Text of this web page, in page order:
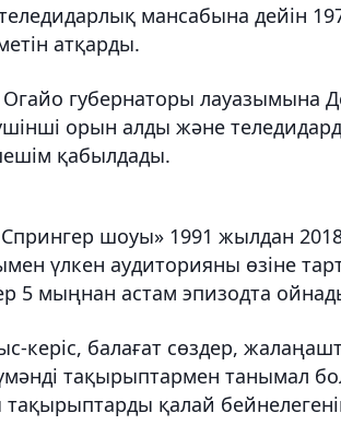
теледидарлық мансабына дейін
атқарды.
губернаторы лауазымына
орын алды және
қабылдады.
шоуы» 1991 жылдан
үлкен аудиторияны өзіне
5 мыңнан астам эпизодта
керіс, балағат сөздер,
тақырыптармен танымал
қалай